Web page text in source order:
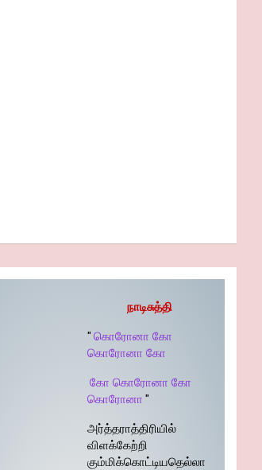
நாடிசுத்தி
" கொரோனா கோ
கொரோனா கோ
கோ கொரோனா கோ
கொரோனா "
அர்த்தராத்திரியில்
விளக்கேற்றி
கும்மிக்கொட்டியதெல்லா